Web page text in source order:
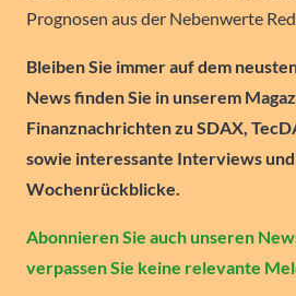
Prognosen aus der Nebenwerte
Bleiben Sie immer auf dem
News finden Sie in unserem
Finanznachrichten zu SDAX,
sowie interessante Interviews
Wochenrückblicke.
Abonnieren Sie auch unseren
verpassen Sie keine relevante